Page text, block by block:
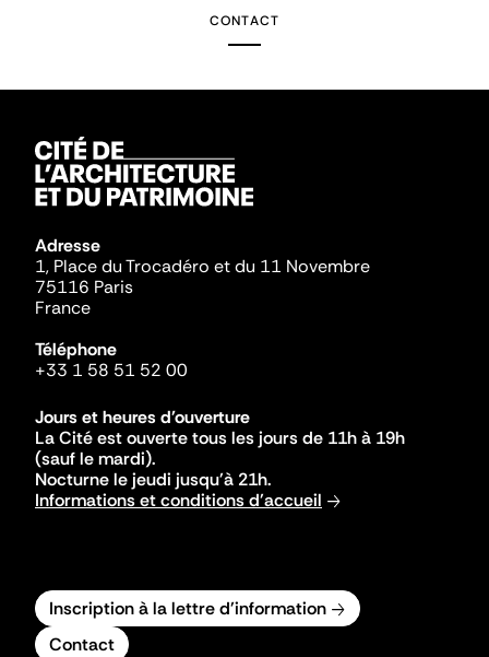
CONTACT
Adresse
1, Place du Trocadéro et du 11 Novembre
75116 Paris
France
Téléphone
+33 1 58 51 52 00
Jours et heures d'ouverture
La Cité est ouverte tous les jours de 11h à 19h
(sauf le mardi).
Nocturne le jeudi jusqu'à 21h.
Informations et conditions d'accueil
Inscription à la lettre d'information
Contact